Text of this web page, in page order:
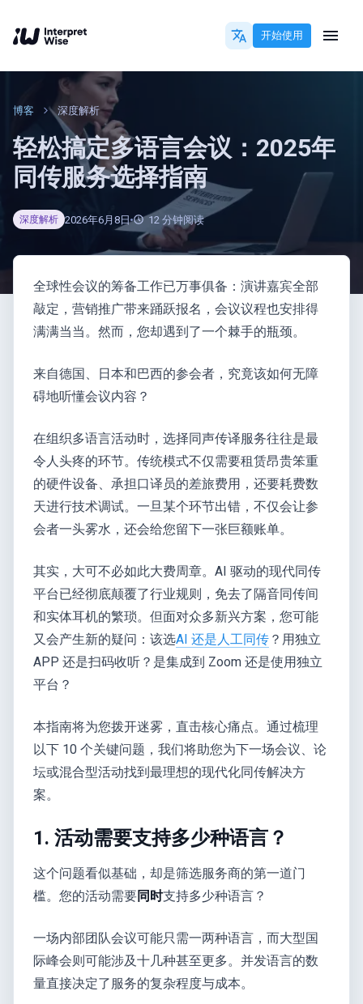
开始使用
博客 深度解析
轻松搞定多语言会议：2025年
同传服务选择指南
深度解析 2026年6月8日 12 分钟阅读
全球性会议的筹备工作已万事俱备：演讲嘉宾全部
敲定，营销推广带来踊跃报名，会议议程也安排得
满满当当。然而，您却遇到了一个棘手的瓶颈。
来自德国、日本和巴西的参会者，究竟该如何无障
碍地听懂会议内容？
在组织多语言活动时，选择同声传译服务往往是最
令人头疼的环节。传统模式不仅需要租赁昂贵笨重
的硬件设备、承担口译员的差旅费用，还要耗费数
天进行技术调试。一旦某个环节出错，不仅会让参
会者一头雾水，还会给您留下一张巨额账单。
其实，大可不必如此大费周章。AI 驱动的现代同传
平台已经彻底颠覆了行业规则，免去了隔音同传间
和实体耳机的繁琐。但面对众多新兴方案，您可能
又会产生新的疑问：该选AI 还是人工同传 ？用独立
APP 还是扫码收听？是集成到 Zoom 还是使用独立
平台？
本指南将为您拨开迷雾，直击核心痛点。通过梳理
以下 10 个关键问题，我们将助您为下一场会议、论
坛或混合型活动找到最理想的现代化同传解决方
案。
1. 活动需要支持多少种语言？
这个问题看似基础，却是筛选服务商的第一道门
槛。您的活动需要同时支持多少种语言？
一场内部团队会议可能只需一两种语言，而大型国
际峰会则可能涉及十几种甚至更多。并发语言的数
量直接决定了服务的复杂程度与成本。